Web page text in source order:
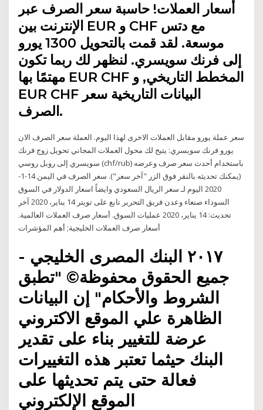
أسعار العملات! حاسبة سعر الصرف عبر
الإنترنت بين EUR و CHF مع دتس
موسعة. لقد قمت بالتحويل 1300 يورو
إلى فرنك سويسري. لنظهر لك ربما تكون
مهتمًا بها EUR CHF المخطط التاريخي, و
EUR CHF البيانات التاريخية سعر
الصرف.
سعر عملة يورو مقابل العملات الاخرى لهذا اليوم. العملة سعر الصرف الان
يورو فرنك سويسري: يتيح لك محول العملات المجاني تحويل زوج فرنك
سويسري إلى روبل روسي (chf/rub) باستخدام أحدث سعر صرف وعرضه
(يمكنك تحديثه بالنقر فوق الزر "آخر سعر"). سعر الصرف في اليمن 14-1-
2020 اليوم لـ سعر الريال السعودي وايضاً اسعار الدولار في السوق
السوداء صنعاء وعدن فريق التحرير تابع على تويتر 14 يناير، 2020 آخر
تحديث: 14 يناير، 2020 عمليات السوق. أسعار صرف العملات العالمية.
أسعار صرف العملات الخليجية; أهم المؤشرات
٢٠١٧ البنك المصرى الخليجي -
جميع الحقوق محفوظة© "تطبق
الشروط والأحكام" إن البيانات
الظاهرة علي الموقع الاكتروني
عرضة للتغيير بناء على تقدير
البنك حيثما تعتبر هذه التغييرات
فعالة حتى يتم تحديثها على
الموقع الإلكتروني